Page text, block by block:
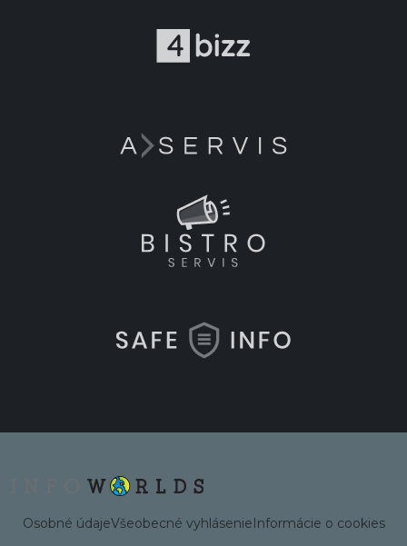
Osobné údajeVšeobecné vyhlásenieInformácie o cookies